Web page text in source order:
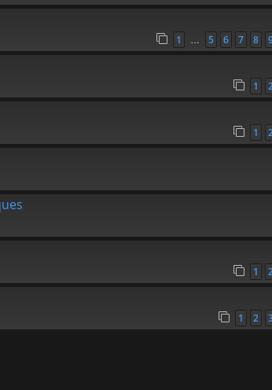
1 … 5 6 7 8
1
1
1
1 2